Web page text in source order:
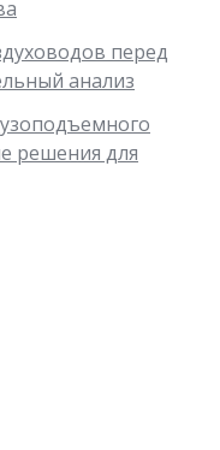
перед
анализ
решения для